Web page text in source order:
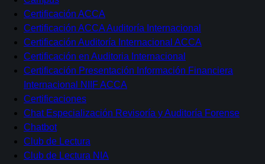
Certificación ACCA
Certificación ACCA Auditoría Internacional
Certificación Auditoría Internacional ACCA
Certificación en Auditoria Internacional
Certificación Presentación Información Financiera
Internacional NIIF ACCA
Certificaciones
Chat Especialización Revisoría y Auditoría Forense
Chatbot
Club de Lectura
Club de Lectura NIA